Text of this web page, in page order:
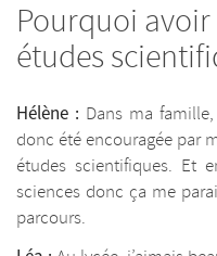
Pourquoi
études
Hélène : Dans ma
donc été encouragée par
études scientifiques. Et
sciences donc ça me
parcours.